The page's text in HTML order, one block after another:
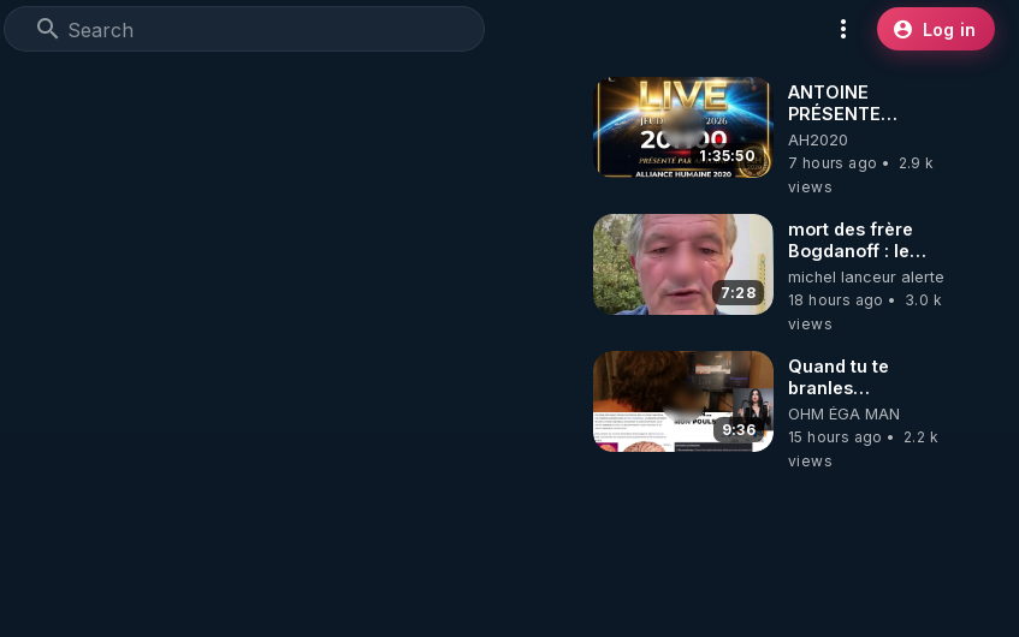
Log in
1:35:50
ANTOINE
PRÉSENTE
AH2020 LE LIVE
20H ***DU
06/08/2026***
AH2020
7 hours ago
2.9 k
views
7:28
mort des frère
Bogdanoff : le
mensonge d état
michel lanceur alerte
18 hours ago
3.0 k
views
9:36
Quand tu te
branles
bonhomme tu
émets des ondes
ils ont juste omis
OHM ÉGA MAN
15 hours ago
2.2 k
views